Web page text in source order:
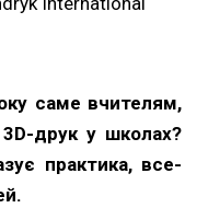
саме вчителям,
друк у школах?
практика, все-